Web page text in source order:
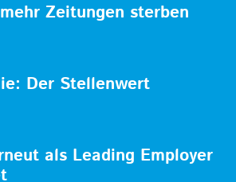
Zeitungen sterben
Der Stellenwert
als Leading Employer